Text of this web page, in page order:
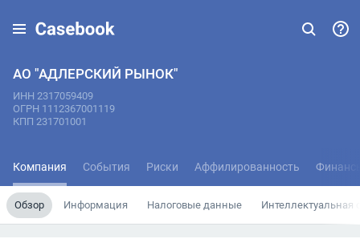
АО "АДЛЕРСКИЙ РЫНОК"
ИНН 2317059409
ОГРН 1112367001119
КПП 231701001
Компания События Риски Аффилированность
Обзор Информация Налоговые данные Интеллектуальная